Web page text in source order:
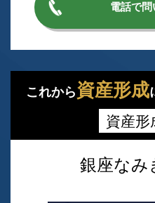
電話で問
これから資産形成
資産形
銀座なみ